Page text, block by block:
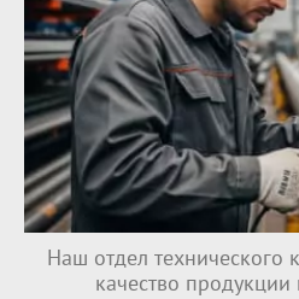
Наш отдел технического
качество продукции